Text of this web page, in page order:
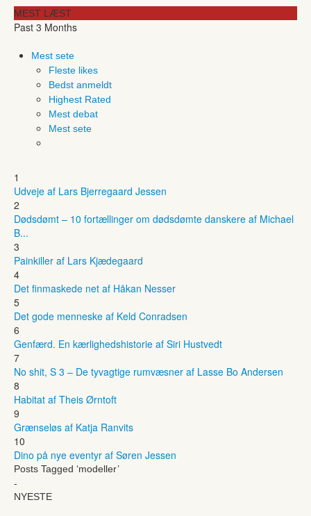
MEST LÆST
Past 3 Months
Mest sete
Fleste likes
Bedst anmeldt
Highest Rated
Mest debat
Mest sete
1
Udveje af Lars Bjerregaard Jessen
2
Dødsdømt – 10 fortællinger om dødsdømte danskere af Michael
B...
3
Painkiller af Lars Kjædegaard
4
Det finmaskede net af Håkan Nesser
5
Det gode menneske af Keld Conradsen
6
Genfærd. En kærlighedshistorie af Siri Hustvedt
7
No shit, S 3 – De tyvagtige rumvæsner af Lasse Bo Andersen
8
Habitat af Theis Ørntoft
9
Grænseløs af Katja Ranvits
10
Dino på nye eventyr af Søren Jessen
Posts Tagged ‘modeller’
-
NYESTE